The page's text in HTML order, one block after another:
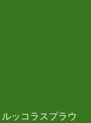
ッコラスプラウ